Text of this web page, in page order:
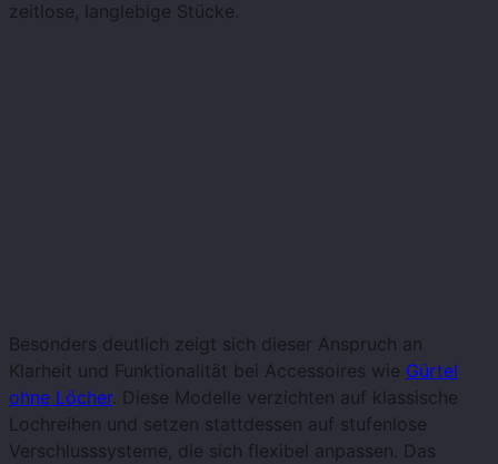
zeitlose, langlebige Stücke.
Besonders deutlich zeigt sich dieser Anspruch an
Klarheit und Funktionalität bei Accessoires wie Gürtel
ohne Löcher. Diese Modelle verzichten auf klassische
Lochreihen und setzen stattdessen auf stufenlose
Verschlusssysteme, die sich flexibel anpassen. Das